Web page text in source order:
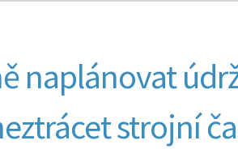
naplánovat
strojní